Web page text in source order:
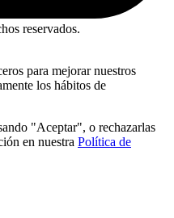
reservados.
para mejorar nuestros
los hábitos de
"Aceptar", o rechazarlas
en nuestra Política de